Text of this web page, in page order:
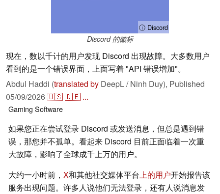
ⓘ Discord
Discord 的徽标
现在，数以千计的用户发现 Discord 出现故障。大多数用户
看到的是一个错误界面，上面写着 "API 错误增加"。
Abdul Haddi (translated by DeepL / Ninh Duy), Published
05/09/2026🇺🇸🇩🇪 ...
Gaming Software
如果您正在尝试登录 Discord 或发送消息，但总是遇到错
误，那您并不孤单。看起来 Discord 目前正面临着一次重
大故障，影响了全球成千上万的用户。
大约一小时前， X和其他社交媒体平台上的用户开始报告该
服务出现问题。许多人说他们无法登录，还有人说消息发